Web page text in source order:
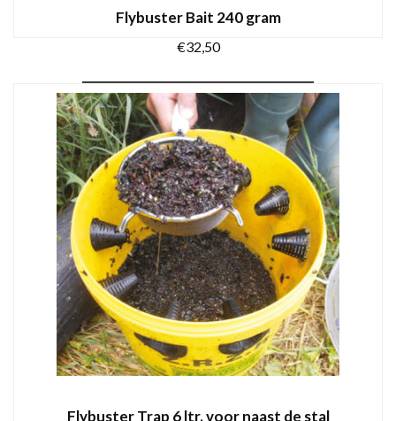
Flybuster Bait 240 gram
€32,50
TOEVOEGEN AAN WINKELWAGEN
Flybuster Trap 6 ltr. voor naast de stal